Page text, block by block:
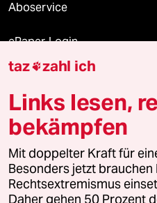
Aboservice
ePaper Login
Downloads für Abonnierende
© 2026 taz Verlags und
Alle Rechte vorbehalten. Bei
wenden Sie sich bitte an
taz zahl ich
Links lesen,
bekämpfen
Mit doppelter Kraft für
Besonders jetzt
Rechtsextremismus
Daher gehen 50 Prozent